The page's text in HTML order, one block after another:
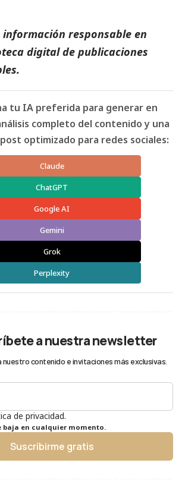
información responsable en
digital de publicaciones
.
tu IA preferida para generar en
completo del contenido y una
optimizado para redes sociales:
Claude
ChatGPT
Google AI
Gemini
Grok
Perplexity
a nuestra newsletter
nuestro contenido e invitaciones más exclusivas.
de privacidad.
baja en cualquier momento.
Suscribirme gratis